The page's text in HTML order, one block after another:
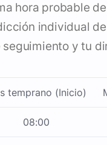
hora probable
individual
seguimiento y tu
temprano (Inicio)
08:00